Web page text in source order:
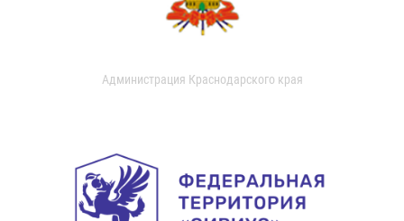
Администрация Краснодарского края